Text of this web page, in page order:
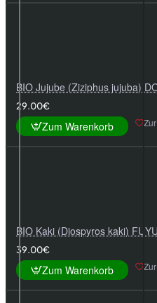
BIO Jujube (Ziziphus jujuba)
29.00€
Zum Warenkorb
BIO Kaki (Diospyros kaki) FUYU
39.00€
Zum Warenkorb